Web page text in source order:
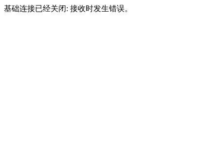
基础连接已经关闭: 接收时发生错误。